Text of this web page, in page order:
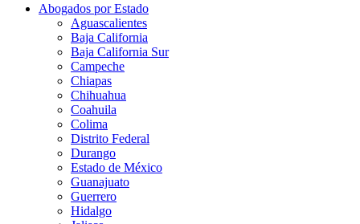
Abogados por Estado
Aguascalientes
Baja California
Baja California Sur
Campeche
Chiapas
Chihuahua
Coahuila
Colima
Distrito Federal
Durango
Estado de México
Guanajuato
Guerrero
Hidalgo